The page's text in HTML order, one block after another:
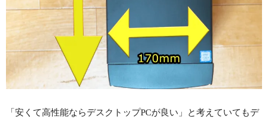
「安くて高性能ならデスクトップPCが良い」と考えていてもデ